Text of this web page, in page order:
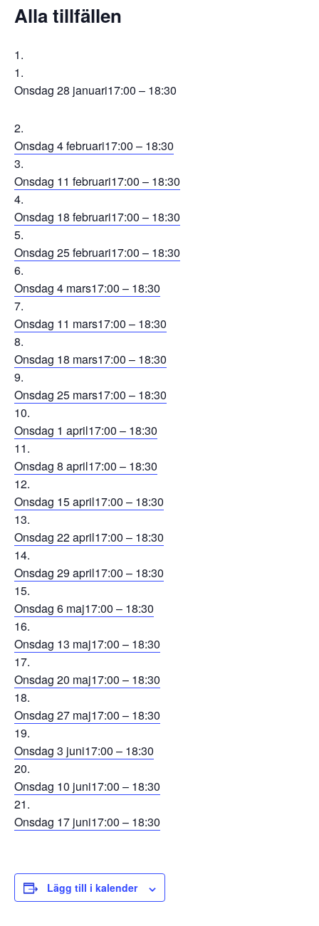
Alla tillfällen
Onsdag 28 januari17:00 – 18:30
Onsdag 4 februari17:00 – 18:30
Onsdag 11 februari17:00 – 18:30
Onsdag 18 februari17:00 – 18:30
Onsdag 25 februari17:00 – 18:30
Onsdag 4 mars17:00 – 18:30
Onsdag 11 mars17:00 – 18:30
Onsdag 18 mars17:00 – 18:30
Onsdag 25 mars17:00 – 18:30
Onsdag 1 april17:00 – 18:30
Onsdag 8 april17:00 – 18:30
Onsdag 15 april17:00 – 18:30
Onsdag 22 april17:00 – 18:30
Onsdag 29 april17:00 – 18:30
Onsdag 6 maj17:00 – 18:30
Onsdag 13 maj17:00 – 18:30
Onsdag 20 maj17:00 – 18:30
Onsdag 27 maj17:00 – 18:30
Onsdag 3 juni17:00 – 18:30
Onsdag 10 juni17:00 – 18:30
Onsdag 17 juni17:00 – 18:30
Lägg till i kalender